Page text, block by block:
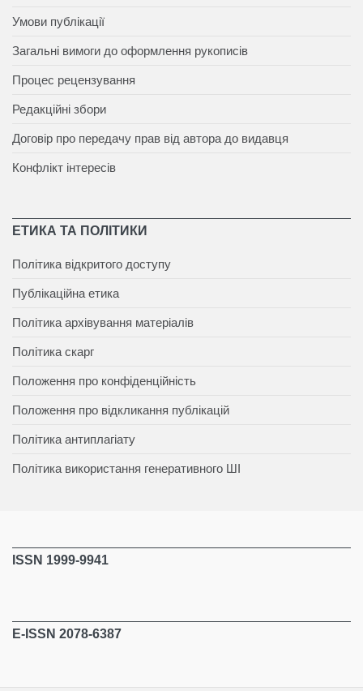
Умови публікації
Загальні вимоги до оформлення рукописів
Процес рецензування
Редакційні збори
Договір про передачу прав від автора до видавця
Конфлікт інтересів
ЕТИКА ТА ПОЛІТИКИ
Політика відкритого доступу
Публікаційна етика
Політика архівування матеріалів
Політика скарг
Положення про конфіденційність
Положення про відкликання публікацій
Політика антиплагіату
Політика використання генеративного ШІ
ISSN 1999-9941
E-ISSN 2078-6387